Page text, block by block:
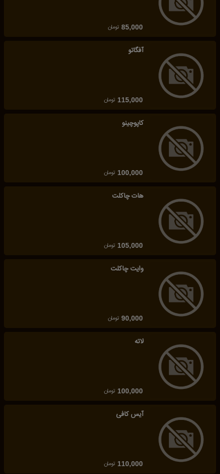
85,000 تومان
آفگاتو
115,000 تومان
کاپوچینو
100,000 تومان
هات چاکلت
105,000 تومان
وایت چاکلت
90,000 تومان
لاته
100,000 تومان
آیس کافی
110,000 تومان